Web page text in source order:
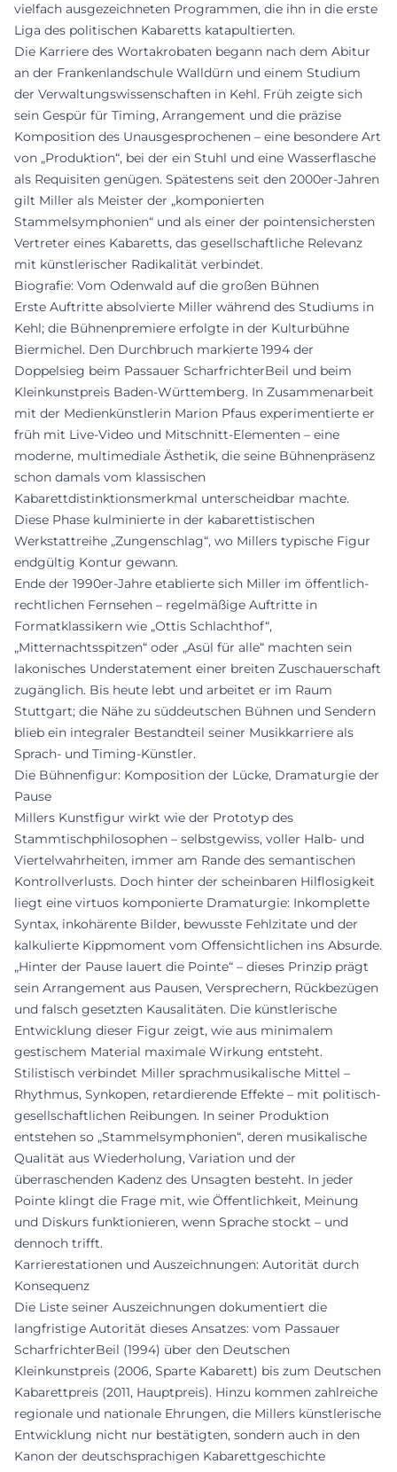
vielfach ausgezeichneten Programmen, die ihn in die erste
Liga des politischen Kabaretts katapultierten.
Die Karriere des Wortakrobaten begann nach dem Abitur
an der Frankenlandschule Walldürn und einem Studium
der Verwaltungswissenschaften in Kehl. Früh zeigte sich
sein Gespür für Timing, Arrangement und die präzise
Komposition des Unausgesprochenen – eine besondere Art
von „Produktion“, bei der ein Stuhl und eine Wasserflasche
als Requisiten genügen. Spätestens seit den 2000er-Jahren
gilt Miller als Meister der „komponierten
Stammelsymphonien“ und als einer der pointensichersten
Vertreter eines Kabaretts, das gesellschaftliche Relevanz
mit künstlerischer Radikalität verbindet.
Biografie: Vom Odenwald auf die großen Bühnen
Erste Auftritte absolvierte Miller während des Studiums in
Kehl; die Bühnenpremiere erfolgte in der Kulturbühne
Biermichel. Den Durchbruch markierte 1994 der
Doppelsieg beim Passauer ScharfrichterBeil und beim
Kleinkunstpreis Baden-Württemberg. In Zusammenarbeit
mit der Medienkünstlerin Marion Pfaus experimentierte er
früh mit Live-Video und Mitschnitt-Elementen – eine
moderne, multimediale Ästhetik, die seine Bühnenpräsenz
schon damals vom klassischen
Kabarettdistinktionsmerkmal unterscheidbar machte.
Diese Phase kulminierte in der kabarettistischen
Werkstattreihe „Zungenschlag“, wo Millers typische Figur
endgültig Kontur gewann.
Ende der 1990er-Jahre etablierte sich Miller im öffentlich-
rechtlichen Fernsehen – regelmäßige Auftritte in
Formatklassikern wie „Ottis Schlachthof“,
„Mitternachtsspitzen“ oder „Asül für alle“ machten sein
lakonisches Understatement einer breiten Zuschauerschaft
zugänglich. Bis heute lebt und arbeitet er im Raum
Stuttgart; die Nähe zu süddeutschen Bühnen und Sendern
blieb ein integraler Bestandteil seiner Musikkarriere als
Sprach- und Timing-Künstler.
Die Bühnenfigur: Komposition der Lücke, Dramaturgie der
Pause
Millers Kunstfigur wirkt wie der Prototyp des
Stammtischphilosophen – selbstgewiss, voller Halb- und
Viertelwahrheiten, immer am Rande des semantischen
Kontrollverlusts. Doch hinter der scheinbaren Hilflosigkeit
liegt eine virtuos komponierte Dramaturgie: Inkomplette
Syntax, inkohärente Bilder, bewusste Fehlzitate und der
kalkulierte Kippmoment vom Offensichtlichen ins Absurde.
„Hinter der Pause lauert die Pointe“ – dieses Prinzip prägt
sein Arrangement aus Pausen, Versprechern, Rückbezügen
und falsch gesetzten Kausalitäten. Die künstlerische
Entwicklung dieser Figur zeigt, wie aus minimalem
gestischem Material maximale Wirkung entsteht.
Stilistisch verbindet Miller sprachmusikalische Mittel –
Rhythmus, Synkopen, retardierende Effekte – mit politisch-
gesellschaftlichen Reibungen. In seiner Produktion
entstehen so „Stammelsymphonien“, deren musikalische
Qualität aus Wiederholung, Variation und der
überraschenden Kadenz des Unsagten besteht. In jeder
Pointe klingt die Frage mit, wie Öffentlichkeit, Meinung
und Diskurs funktionieren, wenn Sprache stockt – und
dennoch trifft.
Karrierestationen und Auszeichnungen: Autorität durch
Konsequenz
Die Liste seiner Auszeichnungen dokumentiert die
langfristige Autorität dieses Ansatzes: vom Passauer
ScharfrichterBeil (1994) über den Deutschen
Kleinkunstpreis (2006, Sparte Kabarett) bis zum Deutschen
Kabarettpreis (2011, Hauptpreis). Hinzu kommen zahlreiche
regionale und nationale Ehrungen, die Millers künstlerische
Entwicklung nicht nur bestätigten, sondern auch in den
Kanon der deutschsprachigen Kabarettgeschichte